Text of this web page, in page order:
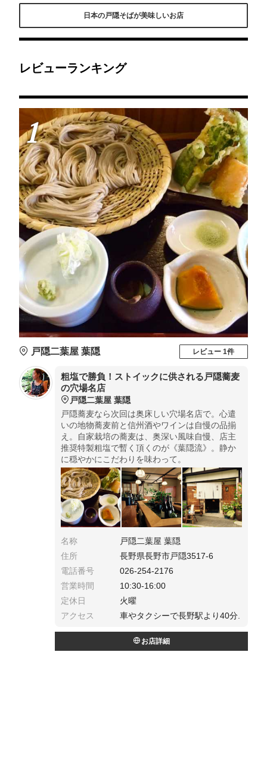
の地物蕎麦前と信州酒や
自家栽培の蕎麦は、奥深
《葉隠流》。静かに穏や
天然わさび、咀嚼音すら
ぷら、そして地酒を熱燗
た場所ならではの、みず
るエリアでもぶっちぎり
の人気で、お昼を過ぎて
の締めや、蕎麦かりんと
みて。
季節の山菜の天ぷらやそ
す！近くにはパワースポ
満喫することができま
日本の戸隠そばが美味しいお店
レビューランキング
1
戸隠二葉屋 葉隠 レビュー 1件
粗塩で勝負！ストイックに供される戸隠蕎麦
の穴場名店
戸隠二葉屋 葉隠
戸隠蕎麦なら次回は奥床しい穴場名店で。心遣
いの地物蕎麦前と信州酒やワインは自慢の品揃
え。自家栽培の蕎麦は、奥深い風味自慢、店主
推奨特製粗塩で暫く頂くのが《葉隠流》。静か
に穏やかにこだわりを味わって。
名称
戸隠二葉屋 葉隠
住所
長野県長野市戸隠3517-6
電話番号
026-254-2176
営業時間
10:30-16:00
定休日
火曜
アクセス
車やタクシーで長野駅より40分.
お店詳細